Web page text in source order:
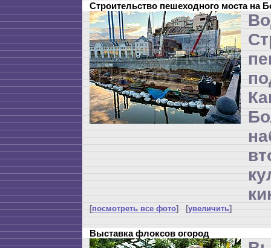
Строительство пешеходного моста на
[посмотреть все фото] [увеличить]
Выставка флоксов огород